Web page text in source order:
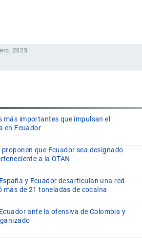
2025
más importantes que impulsan el
en Ecuador
proponen que Ecuador sea designado
a la OTAN
y Ecuador desarticulan una red
de 21 toneladas de cocaína
ante la ofensiva de Colombia y